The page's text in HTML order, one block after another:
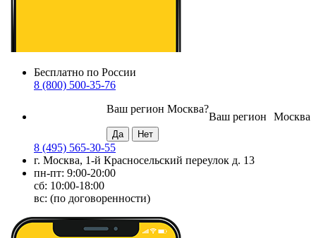
Бесплатно по России
8 (800) 500-35-76
Москва
Ваш регион
Ваш регион Москва?
8 (495) 565-30-55
г. Москва, 1-й Красносельский переулок д. 13
пн-пт: 9:00-20:00
сб: 10:00-18:00
вс: (по договоренности)